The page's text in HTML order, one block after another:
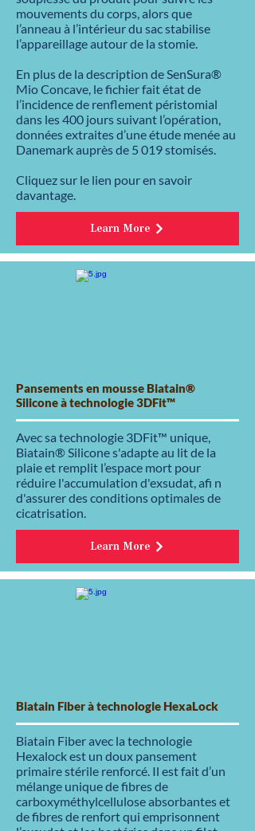
mouvements du corps, alors que
l’anneau à l’intérieur du sac stabilise
l’appareillage autour de la stomie.
En plus de la description de SenSura®
Mio Concave, le fichier fait état de
l’incidence de renflement péristomial
dans les 400 jours suivant l’opération,
données extraites d’une étude menée au
Danemark auprès de 5 019 stomisés.
Cliquez sur le lien pour en savoir
davantage.
Learn More
Pansements en mousse Biatain®
Silicone à technologie 3DFit™
Avec sa technologie 3DFit™ unique,
Biatain® Silicone s'adapte au lit de la
plaie et remplit l’espace mort pour
réduire l'accumulation d'exsudat, afi n
d'assurer des conditions optimales de
cicatrisation.
Learn More
Biatain Fiber à technologie HexaLock
Biatain Fiber avec la technologie
Hexalock est un doux pansement
primaire stérile renforcé. Il est fait d’un
mélange unique de ﬁbres de
carboxyméthylcellulose absorbantes et
de ﬁbres de renfort qui emprisonnent